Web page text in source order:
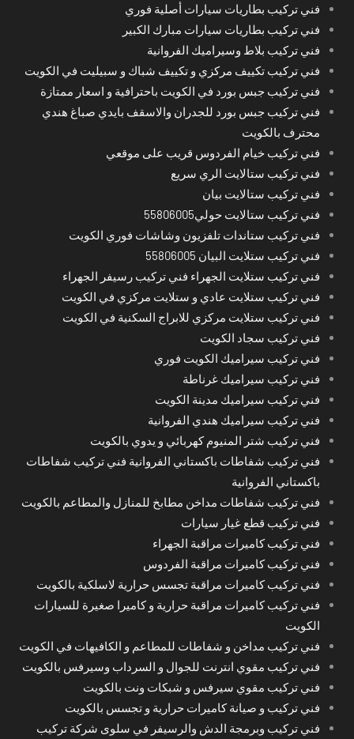
فني تركيب بطاريات سيارات أصلية فوري
فني تركيب بطاريات سيارات مبارك الكبير
فني تركيب بلاط وسيراميك الفروانية
فني تركيب تكييف مركزي و تكييف شباك و سبيليت في الكويت
فني تركيب جبس بورد في الكويت باحترافية و اسعار ممتازة
فني تركيب جبس بورد للجدران والاسقف بايدي صباغ هندي
محترف بالكويت
فني تركيب خيام الفردوس قريب على موقعي
فني تركيب ستالايت الري سريع
فني تركيب ستالايت بيان
فني تركيب ستالايت حولي55806005
فني تركيب ستاندات تلفزيون وشاشات فوري الكويت
فني تركيب ستلايت البيان 55806005
فني تركيب ستلايت الجهراء فني تركيب رسيفر الجهراء
فني تركيب ستلايت عادي و ستلايت مركزي في الكويت
فني تركيب ستلايت مركزي للابراج السكنية في الكويت
فني تركيب سجاد الكويت
فني تركيب سيراميك الكويت فوري
فني تركيب سيراميك غرناطة
فني تركيب سيراميك مدينة الكويت
فني تركيب سيراميك هندي الفروانية
فني تركيب شتر المنيوم كهربائي و يدوي بالكويت
فني تركيب شفاطات باكستاني الفروانية فني تركيب شفاطات
باكستاني الفروانية
فني تركيب شفاطات مداخن مطابخ للمنازل والمطاعم بالكويت
فني تركيب قطع غيار سيارات
فني تركيب كاميرات مراقبة الجهراء
فني تركيب كاميرات مراقبة الفردوس
فني تركيب كاميرات مراقبة تجسس حرارية لاسلكية بالكويت
فني تركيب كاميرات مراقبة حرارية و كاميرا صغيرة للسيارات
الكويت
فني تركيب مداخن و شفاطات للمطاعم و الكافيهات في الكويت
فني تركيب مقوي انترنت للجوال و السرداب وسيرفس بالكويت
فني تركيب مقوي سيرفس و شبكات ونت بالكويت
فني تركيب و صيانة كاميرات حرارية و تجسس بالكويت
فني تركيب وبرمجة الدش والرسيفر في سلوى شركة تركيب